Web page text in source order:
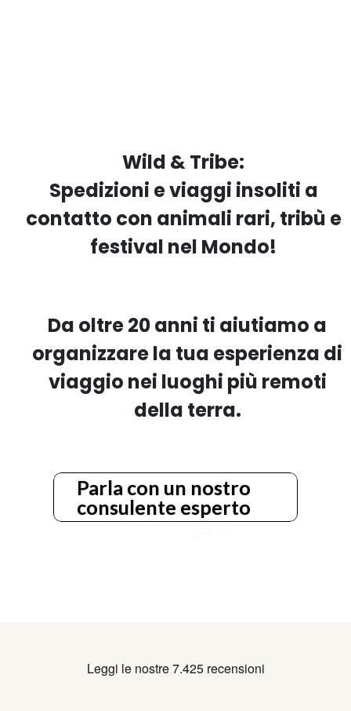
Wild & Tribe:
Spedizioni e viaggi insoliti a
contatto con animali rari, tribù e
festival nel Mondo!
Da oltre 20 anni ti aiutiamo a
organizzare la tua esperienza di
viaggio nei luoghi più remoti
della terra.
Parla con un nostro
consulente esperto